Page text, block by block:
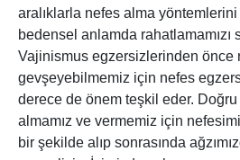
aralıklarla nefes alma
bedensel anlamda rahatlamamızı
Vajinismus egzersizlerinden önce
gevşeyebilmemiz için nefes
derece de önem teşkil eder.
almamız ve vermemiz için
bir şekilde alıp sonrasında